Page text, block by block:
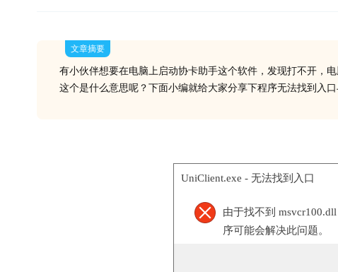
文章摘要
有小伙伴想要在电脑上启动协卡助手这个软件，发现打不开，
这个是什么意思呢？下面小编就给大家分享下程序无法找到入
UniClient.exe - 无法找到入口
由于找不到
序可能会解决此问题。